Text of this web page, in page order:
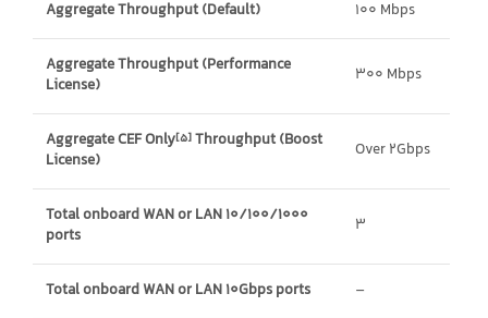
Aggregate Throughput (Default) 100 Mbps
Aggregate Throughput (Performance
License)
300 Mbps
Aggregate CEF Only[5]Throughput (Boost
License)
Over 2Gbps
Total onboard WAN or LAN 10/100/1000
ports
3
Total onboard WAN or LAN 10Gbps ports –